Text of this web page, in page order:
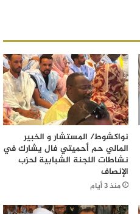
نواكشوط/ المستشار و الخبير
المالي حم أحميتي فال يشارك في
نشاطات اللجنة الشبابية لحزب
الإنصاف
منذ 3 أيام